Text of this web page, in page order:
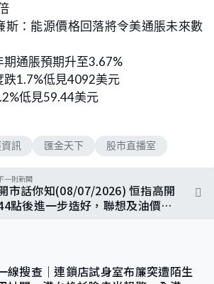
斯：能源價格回落將令美通脹未來數
期通脹預期升至3.67%
跌1.7%低見4092美元
低見59.44美元
訊 匯金天下 股市直播室
一則新聞
市話你知(08/07/2026) 恒指高開
點後進一步造好，聯想及油價開
線搜查｜連鎖店試身室布簾突遭陌生